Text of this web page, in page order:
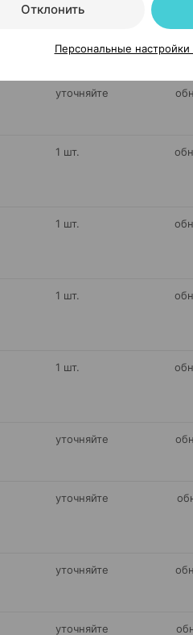
На карте
уточняйте
1 шт.
1 шт.
1 шт.
1 шт.
уточняйте
уточняйте
уточняйте
уточняйте
Отклонить
Персональные настройки